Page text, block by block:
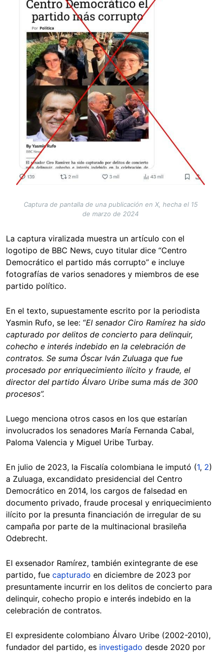
Captura de pantalla de una publicación en X, hecha el 15
de marzo de 2024
La captura viralizada muestra un artículo con el
logotipo de BBC News, cuyo titular dice “Centro
Democrático el partido más corrupto” e incluye
fotografías de varios senadores y miembros de ese
partido político.
En el texto, supuestamente escrito por la periodista
Yasmin Rufo, se lee: “El senador Ciro Ramírez ha sido
capturado por delitos de concierto para delinquir,
cohecho e interés indebido en la celebración de
contratos. Se suma Óscar Iván Zuluaga que fue
procesado por enriquecimiento ilícito y fraude, el
director del partido Álvaro Uribe suma más de 300
procesos”.
Luego menciona otros casos en los que estarían
involucrados los senadores María Fernanda Cabal,
Paloma Valencia y Miguel Uribe Turbay.
En julio de 2023, la Fiscalía colombiana le imputó (1, 2)
a Zuluaga, excandidato presidencial del Centro
Democrático en 2014, los cargos de falsedad en
documento privado, fraude procesal y enriquecimiento
ilícito por la presunta financiación de irregular de su
campaña por parte de la multinacional brasileña
Odebrecht.
El exsenador Ramírez, también exintegrante de ese
partido, fue capturado en diciembre de 2023 por
presuntamente incurrir en los delitos de concierto para
delinquir, cohecho propio e interés indebido en la
celebración de contratos.
El expresidente colombiano Álvaro Uribe (2002-2010),
fundador del partido, es investigado desde 2020 por